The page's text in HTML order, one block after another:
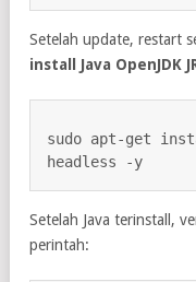
Setelah update, restart
install Java OpenJDK
sudo apt-get
headless -y
Setelah Java terinstall,
perintah: